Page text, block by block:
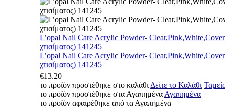
L’opal Nail Care Acrylic Powder-
χτισίματος) 141245
L’opal Nail Care Acrylic Powder-
χτισίματος) 141245
€13.20
το προϊόν προστέθηκε στο καλάθι Δείτε το Καλάθι
το προϊόν προστέθηκε στα Αγαπημένα Αγαπημένα
το προϊόν αφαιρέθηκε από τα Αγαπημένα